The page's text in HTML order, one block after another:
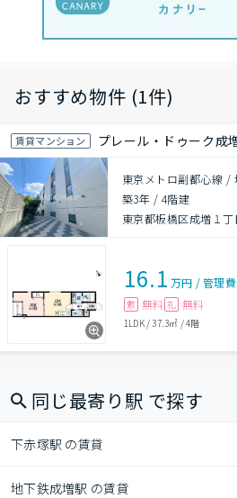
おすすめ物件 (1件)
賃貸マンション プレール・ドゥーク成
東京メトロ副都心線 /
築3年 / 4階建
東京都板橋区成増１丁
16.1 万円 /管理費
敷 無料 礼 無料
1LDK/37.3㎡ /4階
同じ最寄り駅 で探す
下赤塚駅 の賃貸
地下鉄成増駅 の賃貸